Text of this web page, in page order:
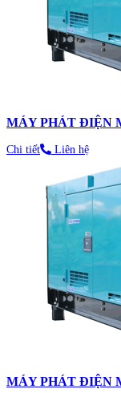
MÁY PHÁT ĐIỆN
Chi tiết Liên hệ
MÁY PHÁT ĐIỆN